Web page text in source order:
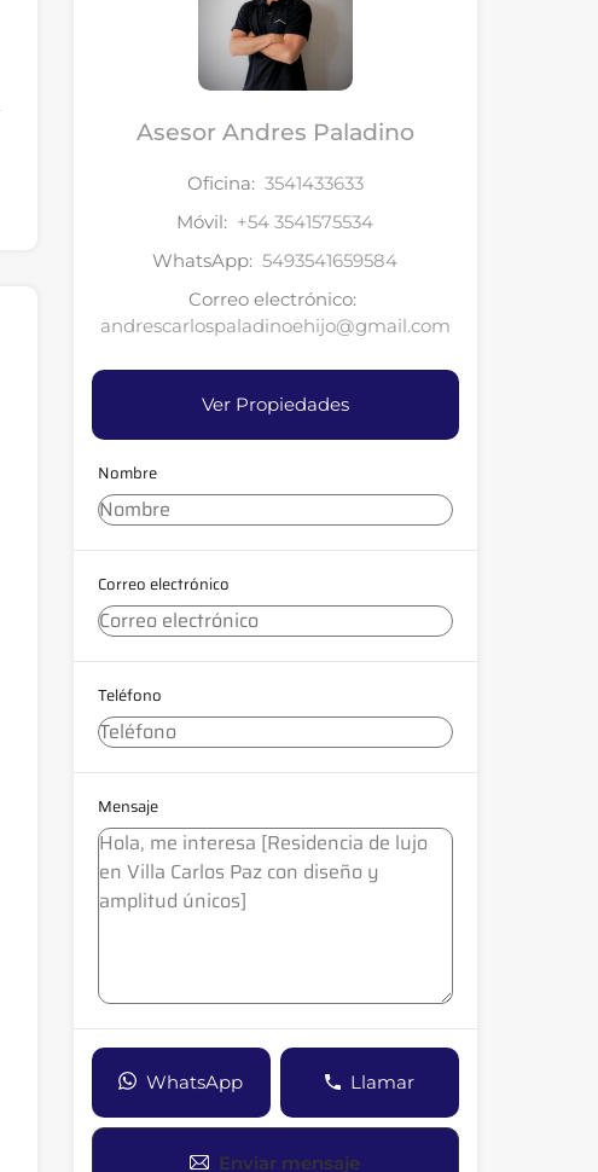
Asesor Andres Paladino
Oficina: 3541433633
Móvil: +54 3541575534
WhatsApp: 5493541659584
Correo electrónico:
andrescarlospaladinoehijo@gmail.com
Ver Propiedades
Nombre
Correo electrónico
Teléfono
Mensaje
WhatsApp Llamar
Enviar mensaje